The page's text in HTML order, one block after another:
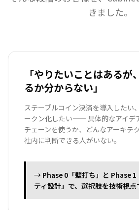
きました。
「やりたいことはあるが
るか分からない」
ステーブルコイン決済を導入したい
ークン化したい—— 具体的なアイデ
チェーンを使うか、どんなアーキテ
社内に判断できる人がいない。
→ Phase 0「壁打ち」と Phase 1
ティ設計」で、選択肢を技術視点